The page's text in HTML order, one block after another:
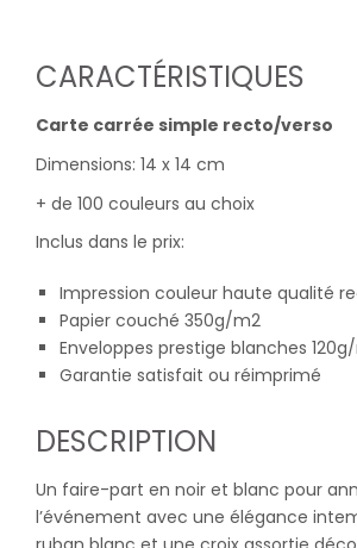
CARACTÉRISTIQUES
Carte carrée simple recto/verso
Dimensions: 14 x 14 cm
+ de 100 couleurs au choix
Inclus dans le prix:
Impression couleur haute qualité
Papier couché 350g/m2
Enveloppes prestige blanches
Garantie satisfait ou réimprimé
DESCRIPTION
Un faire-part en noir et blanc pour
l’événement avec une élégance